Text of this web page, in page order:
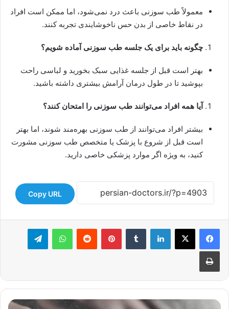
معمولاً طب سوزنی باعث درد نمی‌شود، اما ممکن است افراد
در نقاط خاصی از بدن حس ناخوشایندی تجربه کنند.
چگونه باید برای یک جلسه طب سوزنی آماده شویم؟
بهتر است قبل از جلسه غذایی سبک بخورید و لباسی راحت
بپوشید تا در طول درمان آرامش بیشتری داشته باشید.
آیا همه افراد می‌توانند طب سوزنی را امتحان کنند؟
بیشتر افراد می‌توانند از طب سوزنی بهره‌مند شوند، اما بهتر
است قبل از شروع با پزشک یا متخصص طب سوزنی مشورت
کنید، به ویژه اگر موارد پزشکی خاصی دارید.
Copy URL
لینکدین ‫تامبلر ‫پین‌ترست‫رددیت واتس آپ تلگرام
چاپ
چالش‌های